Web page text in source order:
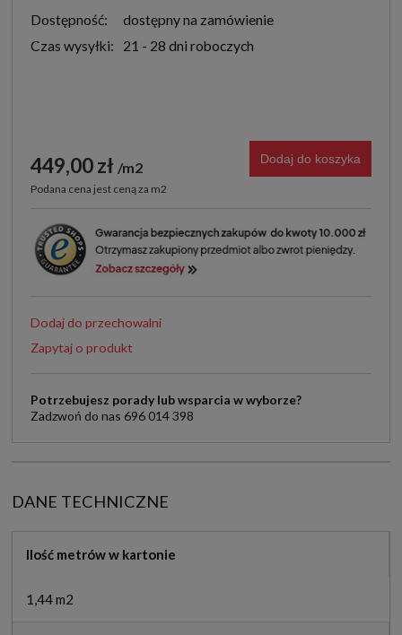
Dostępność:
dostępny na zamówienie
Czas wysyłki:
21 - 28 dni roboczych
449,00 zł m2
Podana cena jest ceną za m2
Dodaj do koszyka
Dodaj do przechowalni
Zapytaj o produkt
Potrzebujesz porady lub wsparcia w wyborze?
Zadzwoń do nas 696 014 398
DANE TECHNICZNE
Ilość metrów w kartonie
1,44 m2